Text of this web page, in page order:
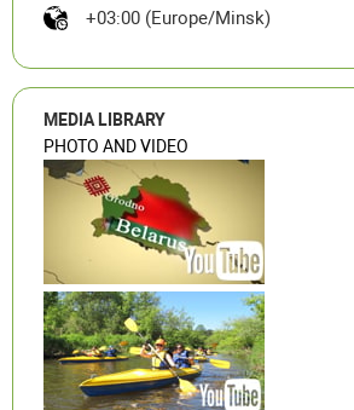
+03:00 (Europe/Minsk)
MEDIA LIBRARY
PHOTO AND VIDEO